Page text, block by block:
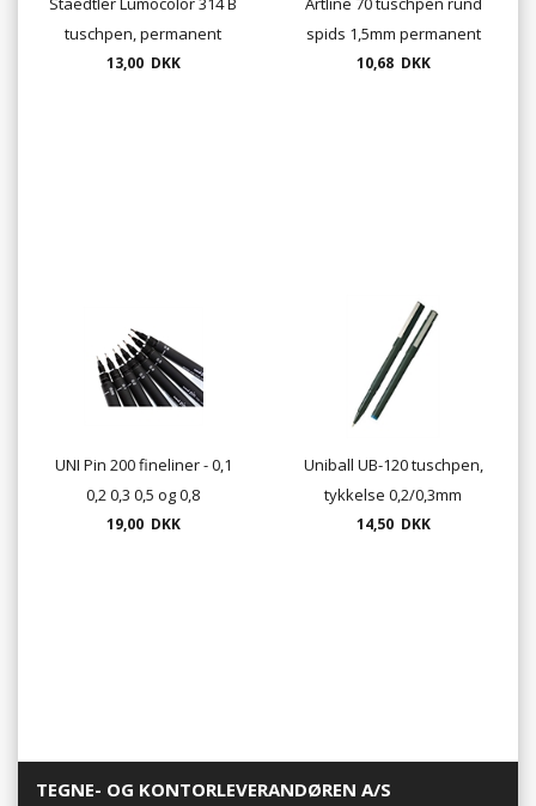
tuschpen, permanent
13,00 DKK
spids 1,5mm permanent
marker
10,68 DKK
UNI Pin 200 fineliner - 0,1
0,2 0,3 0,5 og 0,8
19,00 DKK
Uniball UB-120 tuschpen,
tykkelse 0,2/0,3mm
14,50 DKK
TEGNE- OG KONTORLEVERANDØREN A/S